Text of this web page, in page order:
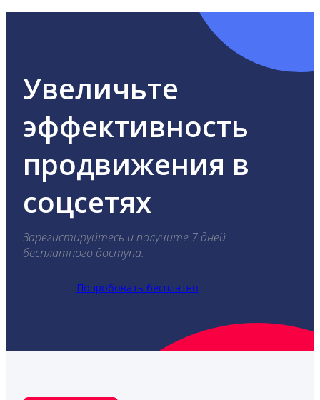
Увеличьте
эффективность
продвижения в
соцсетях
Зарегистируйтесь и получите 7 дней
бесплатного доступа.
Попробовать бесплатно